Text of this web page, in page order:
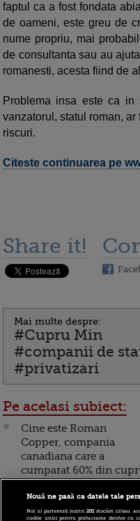
faptul ca a fost fondata
de oameni, este greu de
nume propriu, mai
de consultanta sau au
romanesti, acesta fiind de
Problema insa este ca
vanzatorul, statul roman,
riscuri.
Citeste continuarea pe
Share it!
Mai multe despre:
#Cupru Min
#companii de
#privatizari
Pe acelasi subiect:
Cine este Roman
Copper, compania
canadiana care a
cumparat 60% din
euro
Nouă ne pasă ca datele tale
Noi și partenerii noștri201stocăm și/sau
cookie unici pentru prelucrarea datelor cu